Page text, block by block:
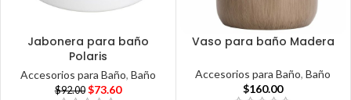
Jabonera para baño
Polaris
Accesorios para Baño, Baño
$92.00 $73.60
Vaso para baño Madera
Accesorios para Baño,Baño
$160.00